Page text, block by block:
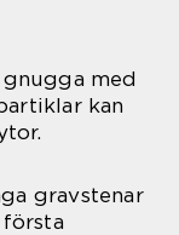
med
kan
gravstenar